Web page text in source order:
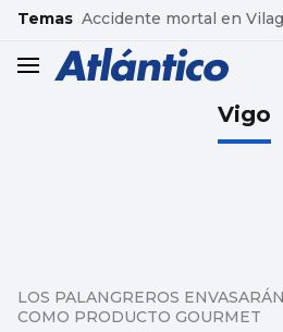
common.go-to-content
Temas Accidente mortal en
header.menu.open
Vigo
LOS PALANGREROS
COMO PRODUCTO GOURMET